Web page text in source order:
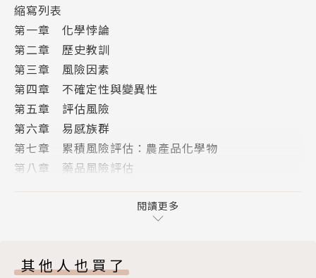
再低，對健康一定會有不良影響。同時我們也偏好一些
可能帶來好處，但難以確認風險的物質，只因它們是
「天然」產品。「天然尚好，人工有害」，我們依從這
個簡單前提的理由是「感覺」正確，但這種方式顯然缺
少理性判斷。
遠離恐懼，從判斷風險開始
判斷一種化學物是否有害，需要了解它是否會對我
們產生危害，危害的嚴重程度，以及我們在日常中如何
劑量等等層面，一步步從容易取得的公開資訊推估食
們思考以下問題：
縮寫列表
第一章 化學悖論
第二章 歷史教訓
第三章 風險因素
第四章 不確定性與變異性
第五章 評估風險
第六章 易感族群
第七章 累積風險評估：農產品化學物
第八章 藥品風險評估
第十章 水體化學物風險評估
第十一章 食品化學物風險評估
第十三章 雙酚A奇案
閱讀更多
其他人也買了